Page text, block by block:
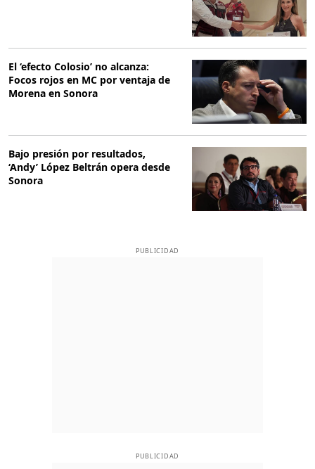
El ‘efecto Colosio’ no alcanza:
Focos rojos en MC por ventaja de
Morena en Sonora
Bajo presión por resultados,
‘Andy’ López Beltrán opera desde
Sonora
PUBLICIDAD
PUBLICIDAD